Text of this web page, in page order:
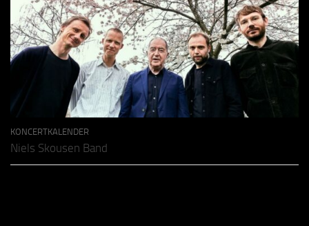
KONCERTKALENDER
Niels Skousen Band